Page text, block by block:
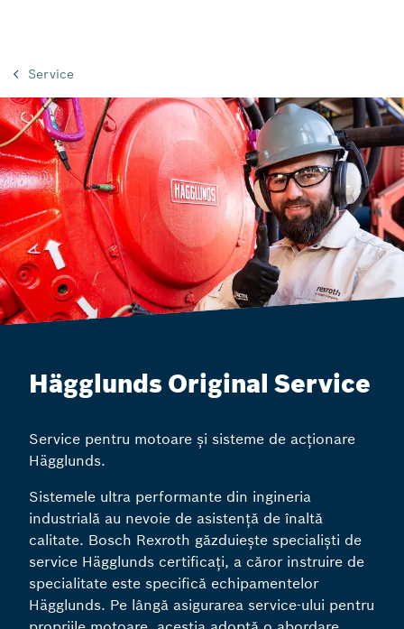
Service
Hägglunds Original Service
Service pentru motoare și sisteme de acționare
Hägglunds.
Sistemele ultra performante din ingineria
industrială au nevoie de asistență de înaltă
calitate. Bosch Rexroth găzduiește specialiști de
service Hägglunds certificați, a căror instruire de
specialitate este specifică echipamentelor
Hägglunds. Pe lângă asigurarea service-ului pentru